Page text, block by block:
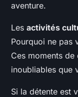
aventure.
Les activités
Pourquoi ne pas
Ces moments de
inoubliables que
Si la détente est